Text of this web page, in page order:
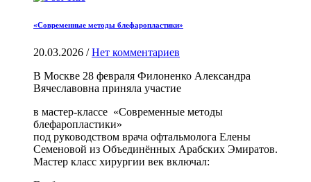
«Современные методы блефаропластики»
20.03.2026 / Нет комментариев
В Москве 28 февраля Филоненко Александра
Вячеславовна приняла участие
в мастер-классе «Современные методы
блефаропластики»
под руководством врача офтальмолога Елены
Семеновой из Объединённых Арабских Эмиратов.
Мастер класс хирургии век включал: